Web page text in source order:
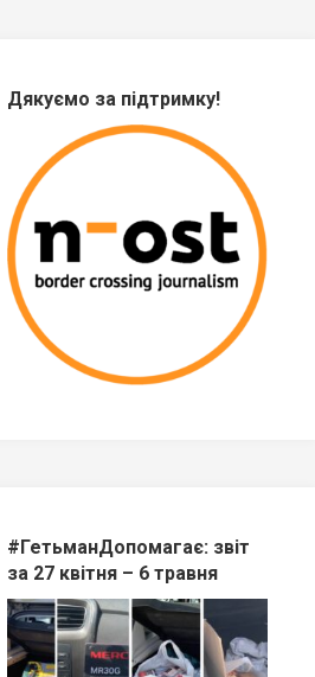
Дякуємо за підтримку!
#ГетьманДопомагає: звіт
за 27 квітня – 6 травня